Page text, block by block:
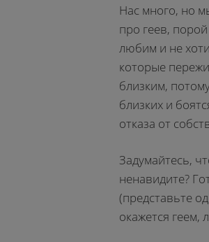
Нас много, но
про геев,
любим и не
которые
близким,
близких и
отказа от
Задумайтесь,
ненавидите?
(представьте
окажется геем,